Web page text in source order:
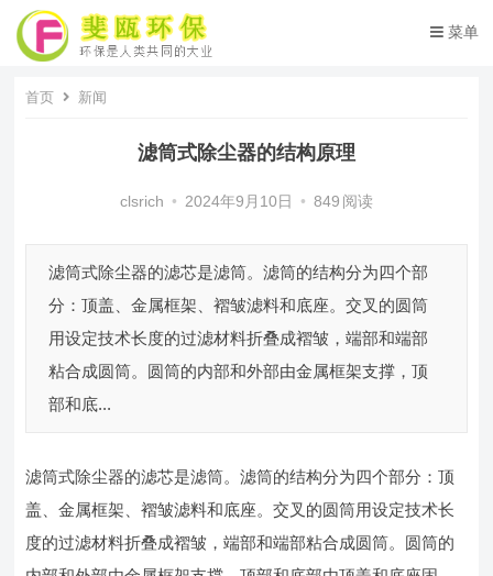
菜单
首页 新闻
滤筒式除尘器的结构原理
clsrich • 2024年9月10日 • 849 阅读
滤筒式除尘器的滤芯是滤筒。滤筒的结构分为四个部
分：顶盖、金属框架、褶皱滤料和底座。交叉的圆筒
用设定技术长度的过滤材料折叠成褶皱，端部和端部
粘合成圆筒。圆筒的内部和外部由金属框架支撑，顶
部和底...
滤筒式除尘器的滤芯是滤筒。滤筒的结构分为四个部分：顶
盖、金属框架、褶皱滤料和底座。交叉的圆筒用设定技术长
度的过滤材料折叠成褶皱，端部和端部粘合成圆筒。圆筒的